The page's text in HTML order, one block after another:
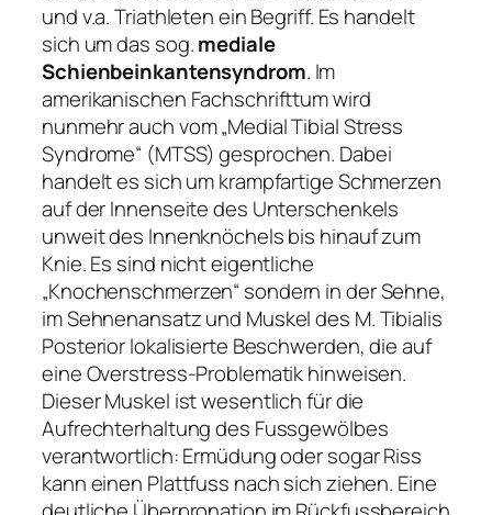
und v.a. Triathleten ein Begriff. Es handelt
sich um das sog.mediale
Schienbeinkantensyndrom. Im
amerikanischen Fachschrifttum wird
nunmehr auch vom „Medial Tibial Stress
Syndrome“ (MTSS) gesprochen. Dabei
handelt es sich um krampfartige Schmerzen
auf der Innenseite des Unterschenkels
unweit des Innenknöchels bis hinauf zum
Knie. Es sind nicht eigentliche
„Knochenschmerzen“ sondern in der Sehne,
im Sehnenansatz und Muskel des M. Tibialis
Posterior lokalisierte Beschwerden, die auf
eine Overstress-Problematik hinweisen.
Dieser Muskel ist wesentlich für die
Aufrechterhaltung des Fussgewölbes
verantwortlich: Ermüdung oder sogar Riss
kann einen Plattfuss nach sich ziehen. Eine